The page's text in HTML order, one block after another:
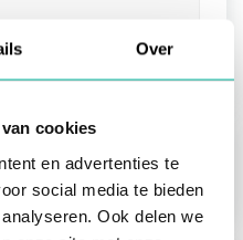
Over
cookies
en advertenties te
social media te bieden
Ook delen we
invullen als
organisatie